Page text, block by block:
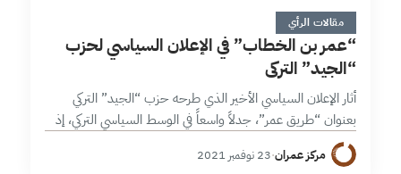
4 دقائق
مقالات الرأي
“عمر بن الخطاب” في الإعلان السياسي لحزب
“الجيد” التركي
أثار الإعلان السياسي الأخير الذي طرحه حزب “الجيد” التركي
بعنوان “طريق عمر”، جدلاً واسعاً في الوسط السياسي التركي، إذ
اختلفت الآراء بين مؤيد للإعلان ينظر له كوسيلة جيدة للانفتاح
على… مركز عمران·23 نوفمبر 2021